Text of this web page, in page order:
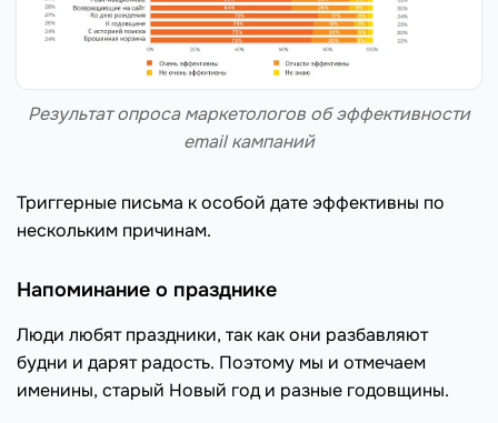
Результат опроса маркетологов об эффективности
email кампаний
Триггерные письма к особой дате эффективны по
нескольким причинам.
Напоминание о празднике
Люди любят праздники, так как они разбавляют
будни и дарят радость. Поэтому мы и отмечаем
именины, старый Новый год и разные годовщины.